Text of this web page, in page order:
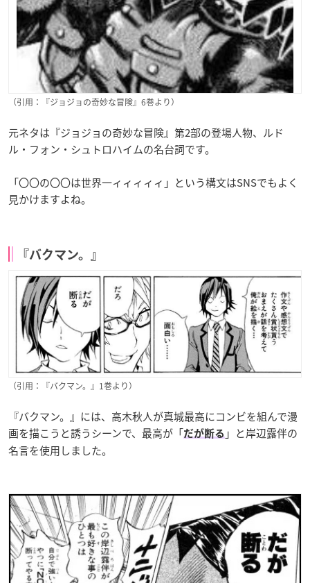
（引用：『ジョジョの奇妙な冒険』6巻より）
元ネタは『ジョジョの奇妙な冒険』第2部の登場人物、ルド
ル・フォン・シュトロハイムの名台詞です。
「〇〇の〇〇は世界一ィィィィィ」という構文はSNSでもよく
見かけますよね。
『バクマン。』
（引用：『バクマン。』1巻より）
『バクマン。』には、高木秋人が真城最高にコンビを組んで漫
画を描こうと誘うシーンで、最高が「だが断る 」と岸辺露伴の
名言を使用しました。